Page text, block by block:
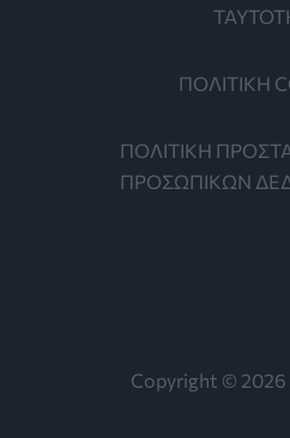
ΠΟΛΙΤΙΚΗ
ΠΟΛΙΤΙΚΗ
ΠΡΟΣΩΠΙΚΩΝ
Copyright ©